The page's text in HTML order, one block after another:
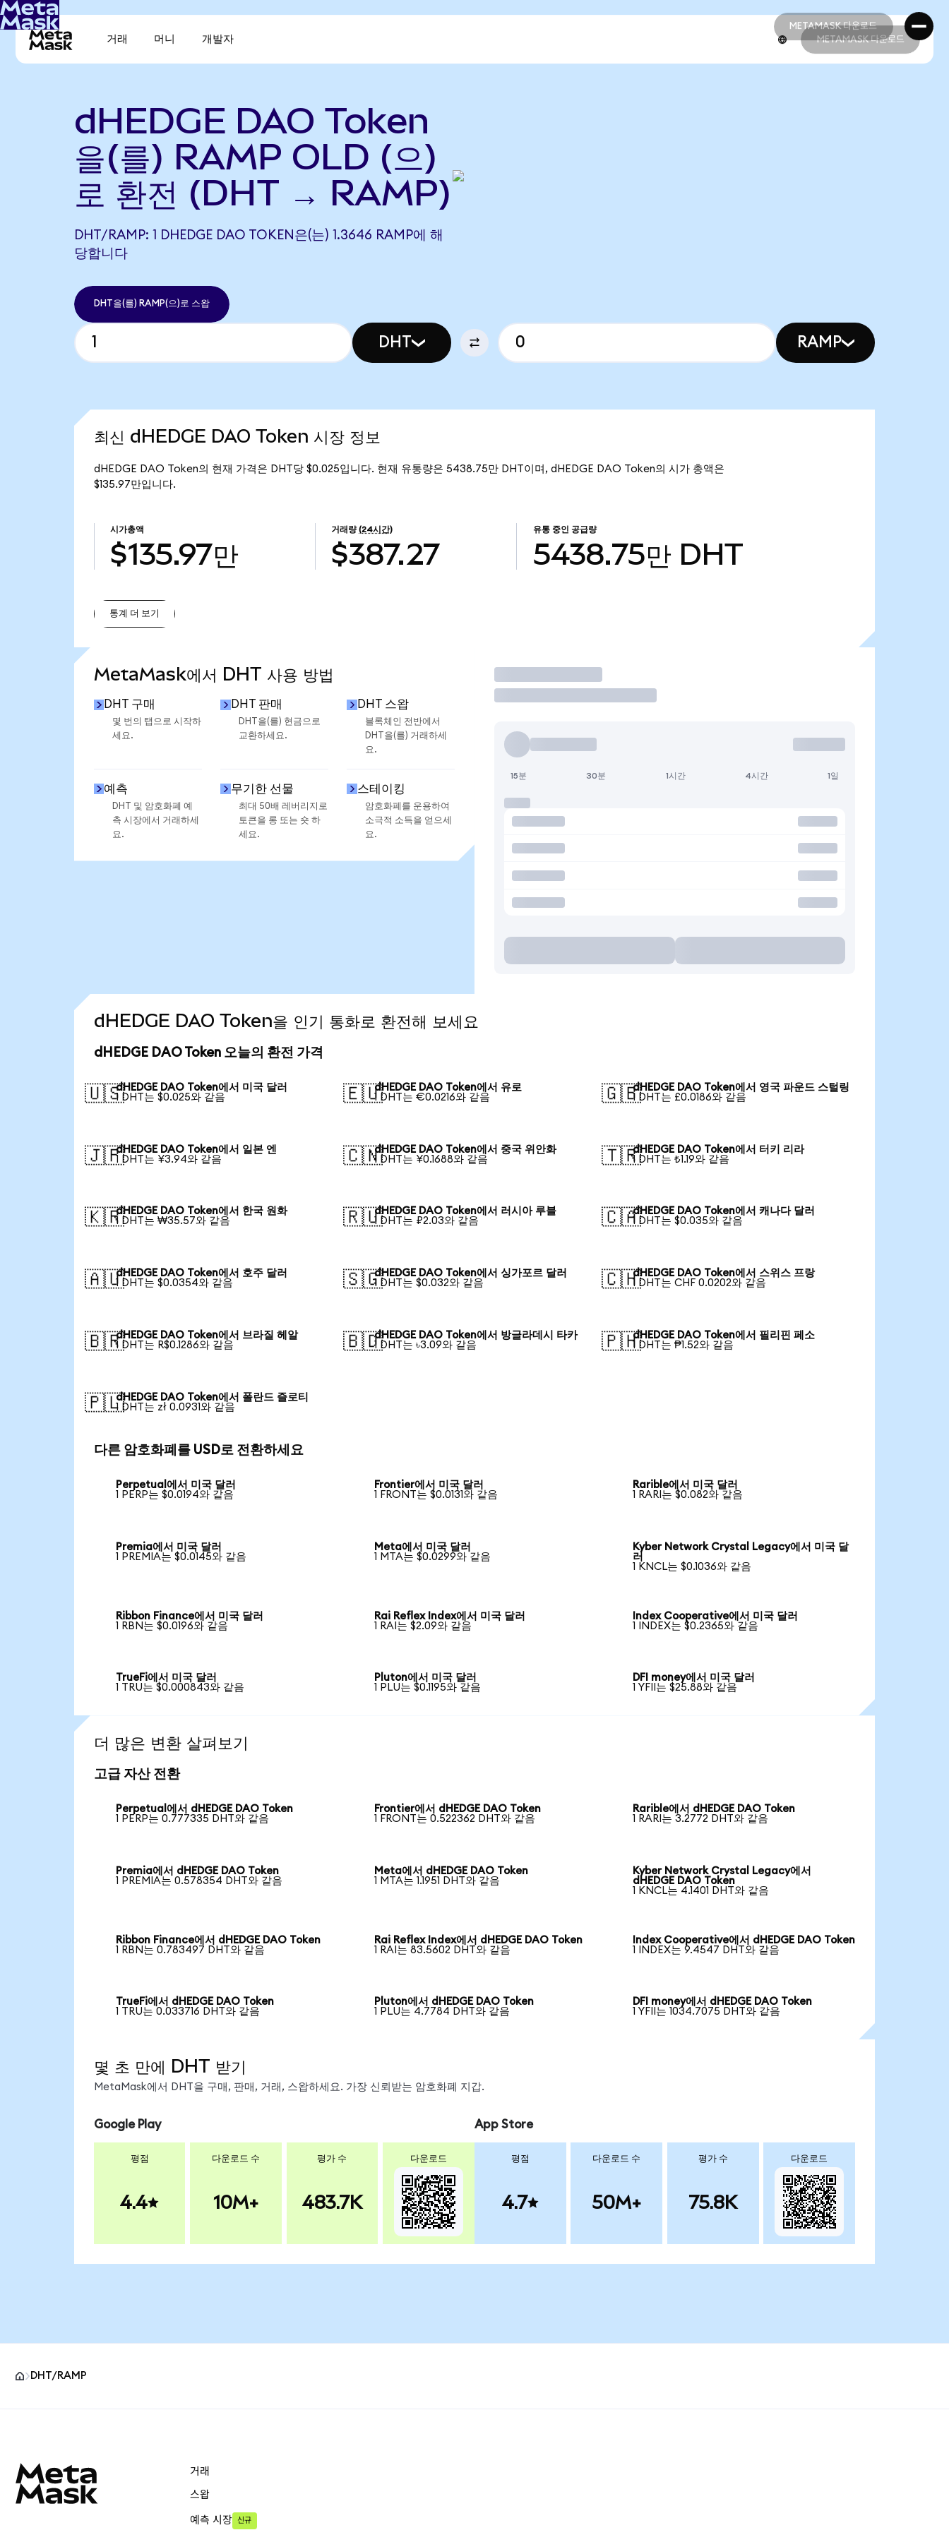
METAMASK 다운로드
METAMASK 다운로드
거래 머니 개발자 METAMASK 다운로드
dHEDGE DAO Token
을(를) RAMP OLD (으)
로 환전 (DHT → RAMP)
DHT/RAMP: 1 DHEDGE DAO TOKEN은(는) 1.3646 RAMP에 해
당합니다
DHT을(를) RAMP(으)로 스왑
DHT RAMP
최신 dHEDGE DAO Token 시장 정보
dHEDGE DAO Token의 현재 가격은 DHT당 $0.025입니다. 현재 유통량은 5438.75만 DHT이며, dHEDGE DAO Token의 시가 총액은
$135.97만입니다.
시가총액
$135.97만
거래량 (24시간)
$387.27
유통 중인 공급량
5438.75만 DHT
통계 더 보기
MetaMask에서 DHT 사용 방법
DHT 구매
몇 번의 탭으로 시작하
세요.
DHT 판매
DHT을(를) 현금으로
교환하세요.
DHT 스왑
블록체인 전반에서
DHT을(를) 거래하세
요.
예측
DHT 및 암호화폐 예
측 시장에서 거래하세
요.
무기한 선물
최대 50배 레버리지로
토큰을 롱 또는 숏 하
세요.
스테이킹
암호화폐를 운용하여
소극적 소득을 얻으세
요.
거래
15분 30분 1시간 4시간 1일
dHEDGE DAO Token을 인기 통화로 환전해 보세요
dHEDGE DAO Token 오늘의 환전 가격
🇺🇸dHEDGE DAO Token에서 미국 달러
1 DHT는 $0.025와 같음
🇪🇺dHEDGE DAO Token에서 유로
1 DHT는 €0.0216와 같음
🇬🇧dHEDGE DAO Token에서 영국 파운드 스털링
1 DHT는 £0.0186와 같음
🇯🇵dHEDGE DAO Token에서 일본 엔
1 DHT는 ¥3.94와 같음
🇨🇳dHEDGE DAO Token에서 중국 위안화
1 DHT는 ¥0.1688와 같음
🇹🇷dHEDGE DAO Token에서 터키 리라
1 DHT는 ₺1.19와 같음
🇰🇷dHEDGE DAO Token에서 한국 원화
1 DHT는 ₩35.57와 같음
🇷🇺dHEDGE DAO Token에서 러시아 루블
1 DHT는 ₽2.03와 같음
🇨🇦dHEDGE DAO Token에서 캐나다 달러
1 DHT는 $0.035와 같음
🇦🇺dHEDGE DAO Token에서 호주 달러
1 DHT는 $0.0354와 같음
🇸🇬dHEDGE DAO Token에서 싱가포르 달러
1 DHT는 $0.032와 같음
🇨🇭dHEDGE DAO Token에서 스위스 프랑
1 DHT는 CHF 0.0202와 같음
🇧🇷dHEDGE DAO Token에서 브라질 헤알
1 DHT는 R$0.1286와 같음
🇧🇩dHEDGE DAO Token에서 방글라데시 타카
1 DHT는 ৳3.09와 같음
🇵🇭dHEDGE DAO Token에서 필리핀 페소
1 DHT는 ₱1.52와 같음
🇵🇱dHEDGE DAO Token에서 폴란드 즐로티
1 DHT는 zł 0.0931와 같음
다른 암호화폐를 USD로 전환하세요
Perpetual에서 미국 달러
1 PERP는 $0.0194와 같음
Frontier에서 미국 달러
1 FRONT는 $0.0131와 같음
Rarible에서 미국 달러
1 RARI는 $0.082와 같음
Premia에서 미국 달러
1 PREMIA는 $0.0145와 같음
Meta에서 미국 달러
1 MTA는 $0.0299와 같음
Kyber Network Crystal Legacy에서 미국 달
러
1 KNCL는 $0.1036와 같음
Ribbon Finance에서 미국 달러
1 RBN는 $0.0196와 같음
Rai Reflex Index에서 미국 달러
1 RAI는 $2.09와 같음
Index Cooperative에서 미국 달러
1 INDEX는 $0.2365와 같음
TrueFi에서 미국 달러
1 TRU는 $0.000843와 같음
Pluton에서 미국 달러
1 PLU는 $0.1195와 같음
DFI money에서 미국 달러
1 YFII는 $25.88와 같음
더 많은 변환 살펴보기
고급 자산 전환
Perpetual에서 dHEDGE DAO Token
1 PERP는 0.777335 DHT와 같음
Frontier에서 dHEDGE DAO Token
1 FRONT는 0.522362 DHT와 같음
Rarible에서 dHEDGE DAO Token
1 RARI는 3.2772 DHT와 같음
Premia에서 dHEDGE DAO Token
1 PREMIA는 0.578354 DHT와 같음
Meta에서 dHEDGE DAO Token
1 MTA는 1.1951 DHT와 같음
Kyber Network Crystal Legacy에서
dHEDGE DAO Token
1 KNCL는 4.1401 DHT와 같음
Ribbon Finance에서 dHEDGE DAO Token
1 RBN는 0.783497 DHT와 같음
Rai Reflex Index에서 dHEDGE DAO Token
1 RAI는 83.5602 DHT와 같음
Index Cooperative에서 dHEDGE DAO Token
1 INDEX는 9.4547 DHT와 같음
TrueFi에서 dHEDGE DAO Token
1 TRU는 0.033716 DHT와 같음
Pluton에서 dHEDGE DAO Token
1 PLU는 4.7784 DHT와 같음
DFI money에서 dHEDGE DAO Token
1 YFII는 1034.7075 DHT와 같음
몇 초 만에 DHT 받기
MetaMask에서 DHT을 구매, 판매, 거래, 스왑하세요. 가장 신뢰받는 암호화폐 지갑.
Google Play
평점
4.4
다운로드 수
10M+
평가 수
483.7K
다운로드
App Store
평점
4.7
다운로드 수
50M+
평가 수
75.8K
다운로드
DHT/RAMP
거래
스왑
예측 시장 신규